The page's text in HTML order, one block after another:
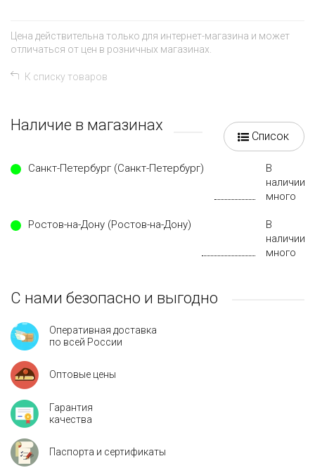
Цена действительна только для интернет-магазина и может
отличаться от цен в розничных магазинах.
К списку товаров
Наличие в магазинах
Список
Санкт-Петербург (Санкт-Петербург)
В
наличии
много
Ростов-на-Дону (Ростов-на-Дону)
В
наличии
много
С нами безопасно и выгодно
Оперативная доставка
по всей России
Оптовые цены
Гарантия
качества
Паспорта и сертификаты